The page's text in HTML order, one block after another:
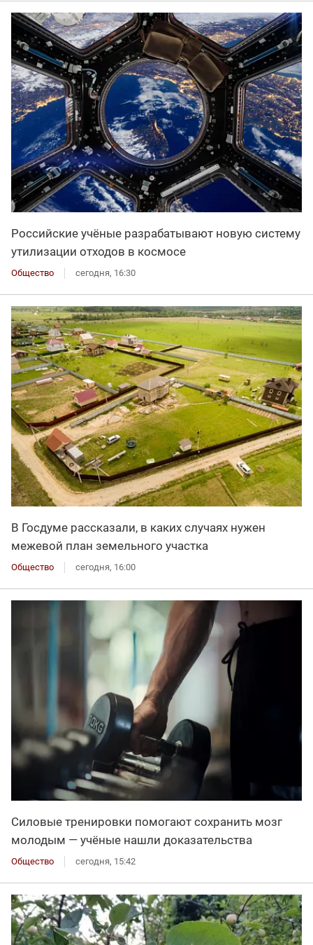
Российские учёные разрабатывают новую систему
утилизации отходов в космосе
Общество сегодня, 16:30
В Госдуме рассказали, в каких случаях нужен
межевой план земельного участка
Общество сегодня, 16:00
Силовые тренировки помогают сохранить мозг
молодым — учёные нашли доказательства
Общество сегодня, 15:42